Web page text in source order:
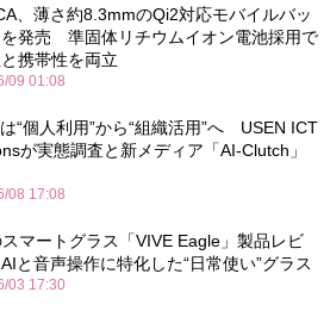
、薄さ約8.3mmのQi2対応モバイルバッ
を発売 準固体リチウムイオン電池採用で
携帯性を両立
09 01:08
“個人利用”から“組織活用”へ USEN ICT
が実態調査と新メディア「AI-Clutch」
08 17:08
マートグラス「VIVE Eagle」製品レビ
と音声操作に特化した“日常使い”グラス
03 17:30